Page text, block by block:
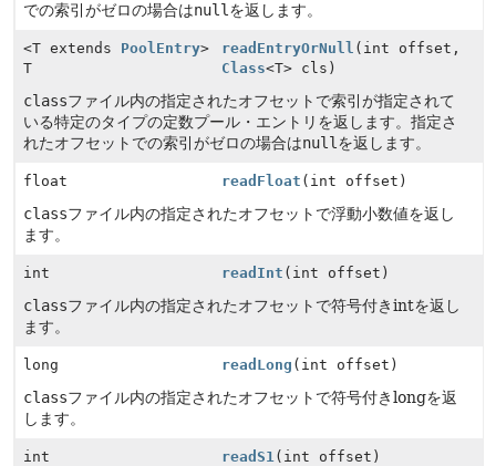
での索引がゼロの場合はnull を返します。
<T extends PoolEntry>
T
readEntryOrNull (int offset,
Class<T> cls)
classファイル内の指定されたオフセットで索引が指定されて
いる特定のタイプの定数プール・エントリを返します。指定さ
れたオフセットでの索引がゼロの場合はnull を返します。
float readFloat (int offset)
classファイル内の指定されたオフセットで浮動小数値を返し
ます。
int readInt (int offset)
classファイル内の指定されたオフセットで符号付きintを返し
ます。
long readLong (int offset)
classファイル内の指定されたオフセットで符号付きlongを返
します。
int readS1(int offset)